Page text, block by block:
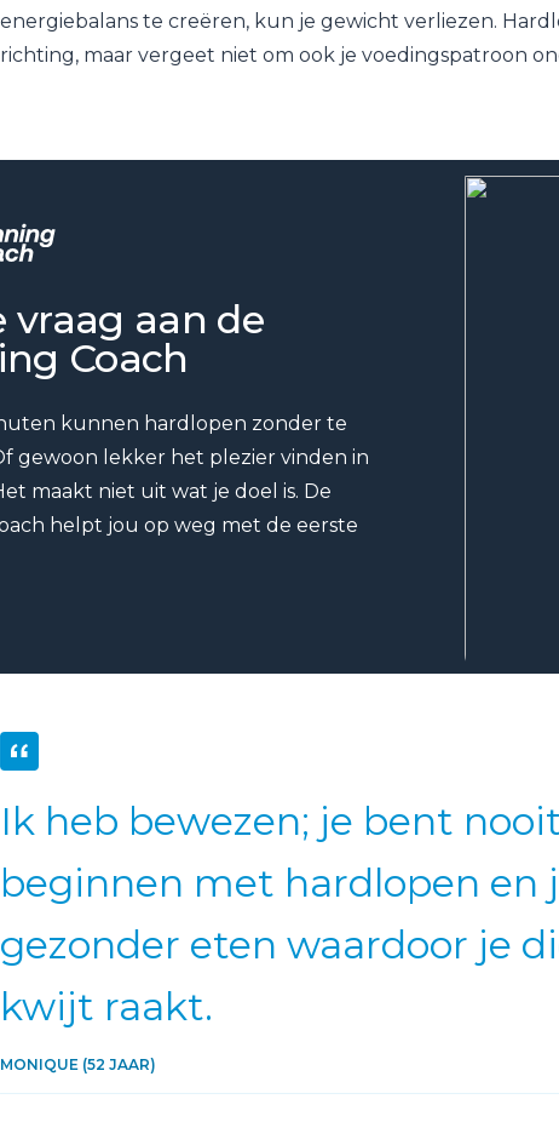
energiebalans te creëren, kun je gewicht verliezen.
richting, maar vergeet niet om ook je voedingspatroon
vraag aan de
Coach
kunnen hardlopen zonder te
gewoon lekker het plezier vinden in
maakt niet uit wat je doel is. De
helpt jou op weg met de eerste
Ik heb bewezen; je bent
beginnen met hardlopen en
gezonder eten waardoor je
kwijt raakt.
MONIQUE (52 JAAR)